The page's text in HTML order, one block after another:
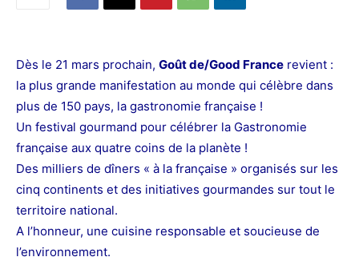
Dès le 21 mars prochain, Goût de/Good France revient :
la plus grande manifestation au monde qui célèbre dans
plus de 150 pays, la gastronomie française !
Un festival gourmand pour célébrer la Gastronomie
française aux quatre coins de la planète !
Des milliers de dîners « à la française » organisés sur les
cinq continents et des initiatives gourmandes sur tout le
territoire national.
A l’honneur, une cuisine responsable et soucieuse de
l’environnement.